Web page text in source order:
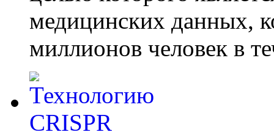
медицинских данных,
миллионов человек в